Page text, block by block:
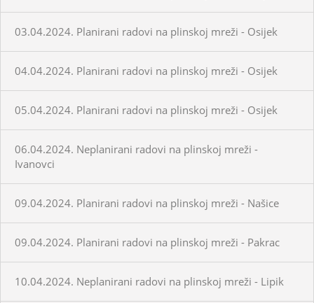
03.04.2024. Planirani radovi na plinskoj mreži - Osijek
04.04.2024. Planirani radovi na plinskoj mreži - Osijek
05.04.2024. Planirani radovi na plinskoj mreži - Osijek
06.04.2024. Neplanirani radovi na plinskoj mreži -
Ivanovci
09.04.2024. Planirani radovi na plinskoj mreži - Našice
09.04.2024. Planirani radovi na plinskoj mreži - Pakrac
10.04.2024. Neplanirani radovi na plinskoj mreži - Lipik